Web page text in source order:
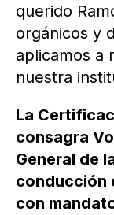
querido
orgánicos y
aplicamos a
nuestra
La
consagra
General de
conducción
con